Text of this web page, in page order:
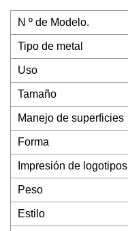
N º de Modelo.
Tipo de metal
Uso
Tamaño
Manejo de superficies
Forma
Impresión de logotipos
Peso
Estilo